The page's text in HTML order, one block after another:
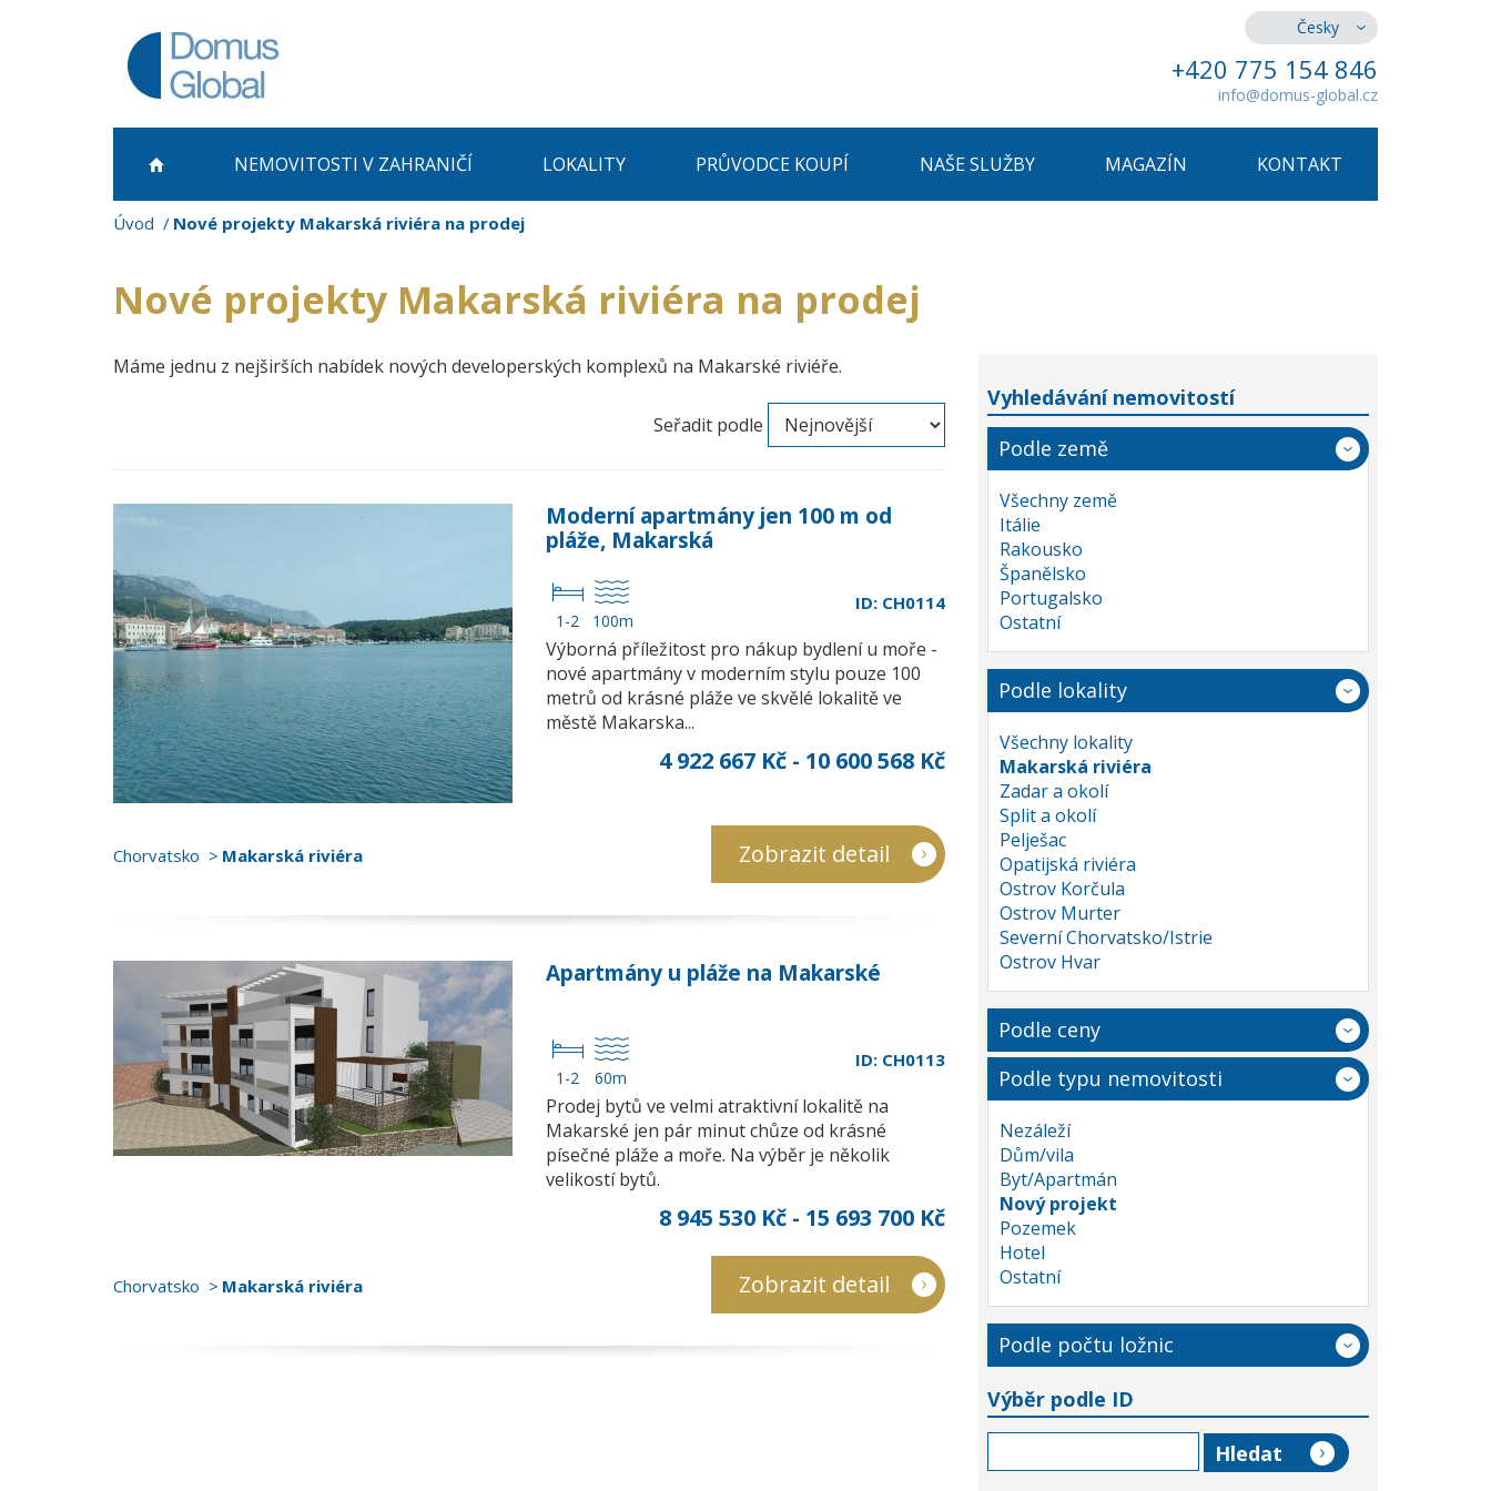
Česky
+420 775 154 846
info@domus-global.cz
NEMOVITOSTI V ZAHRANIČÍ LOKALITY PRŮVODCE KOUPÍ NAŠE SLUŽBY MAGAZÍN KONTAKT
Úvod Nové projekty Makarská riviéra na prodej
Nové projekty Makarská riviéra na prodej
Máme jednu z nejširších nabídek nových developerských komplexů na Makarské riviéře.
Seřadit podle
Moderní apartmány jen 100 m od
pláže, Makarská
1-2 100m
ID: CH0114
Výborná příležitost pro nákup bydlení u moře -
nové apartmány v moderním stylu pouze 100
metrů od krásné pláže ve skvělé lokalitě ve
městě Makarska...
4 922 667 Kč - 10 600 568 Kč
Chorvatsko Makarská riviéra Zobrazit detail
Apartmány u pláže na Makarské
1-2 60m
ID: CH0113
Prodej bytů ve velmi atraktivní lokalitě na
Makarské jen pár minut chůze od krásné
písečné pláže a moře. Na výběr je několik
velikostí bytů.
8 945 530 Kč - 15 693 700 Kč
Chorvatsko Makarská riviéra Zobrazit detail
Vyhledávání nemovitostí
Podle země
Všechny země
Itálie
Rakousko
Španělsko
Portugalsko
Ostatní
Podle lokality
Všechny lokality
Makarská riviéra
Zadar a okolí
Split a okolí
Pelješac
Opatijská riviéra
Ostrov Korčula
Ostrov Murter
Severní Chorvatsko/Istrie
Ostrov Hvar
Podle ceny
Podle typu nemovitosti
Nezáleží
Dům/vila
Byt/Apartmán
Nový projekt
Pozemek
Hotel
Ostatní
Podle počtu ložnic
Výběr podle ID